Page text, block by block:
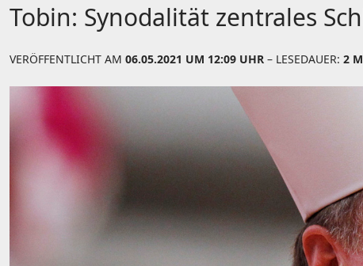
Tobin: Synodalität zentrales
VERÖFFENTLICHT AM 06.05.2021 UM 12:09 UHR – LESEDAUER: 2